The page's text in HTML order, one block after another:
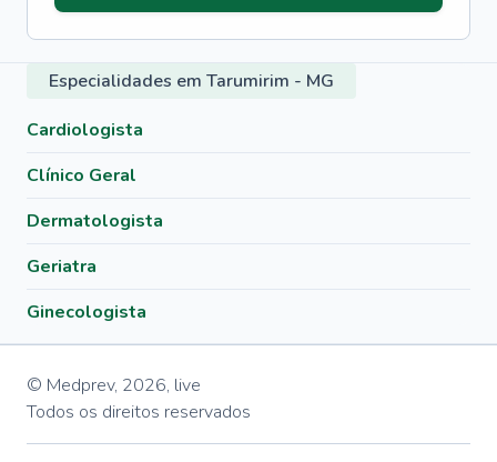
Especialidades em Tarumirim - MG
Cardiologista
Clínico Geral
Dermatologista
Geriatra
Ginecologista
© Medprev, 2026, live
Todos os direitos reservados